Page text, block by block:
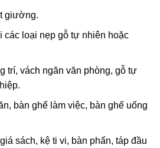
giường.
các loại nẹp gỗ tự nhiên hoặc
trí, vách ngăn văn phòng, gỗ tự
bàn ghế làm việc, bàn ghế uống
sách, kệ ti vi, bàn phấn, táp đầu